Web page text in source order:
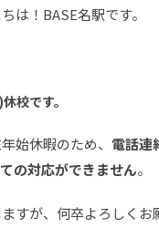
は！BASE名駅です。
校です。
始休暇のため、 電話連
の対応ができません。
すが、何卒よろしくお